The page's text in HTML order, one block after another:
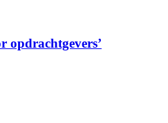
opdrachtgevers’